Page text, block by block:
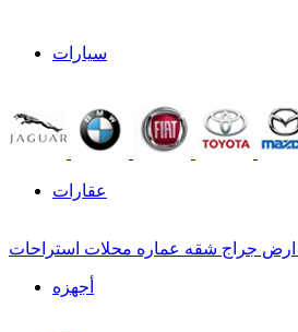
سيارات
عقارات
ارض جراج شقه عماره محلات استراحات
أجهزه